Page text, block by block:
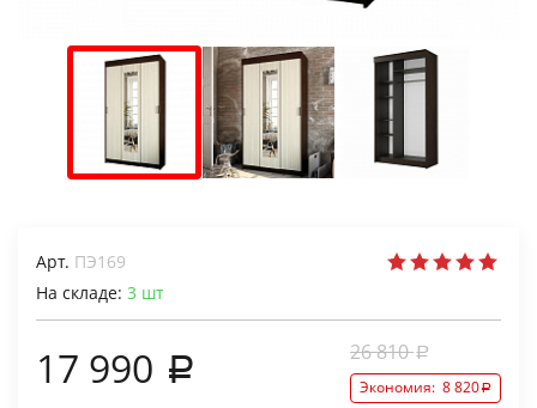
Арт. ПЭ169
На складе: 3 шт
17 990 26 810
Экономия: 8 820